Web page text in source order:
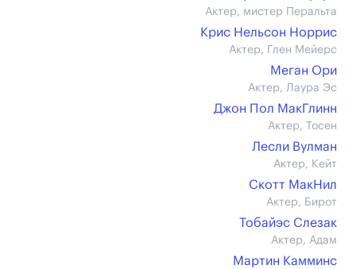
Актер, мистер Перальта
Крис Нельсон Норрис
Актер, Глен Мейерс
Меган Ори
Актер, Лаура Эс
Джон Пол МакГлинн
Актер, Тосен
Лесли Вулман
Актер, Кейт
Скотт МакНил
Актер, Бирот
Тобайэс Слезак
Актер, Адам
Мартин Камминс